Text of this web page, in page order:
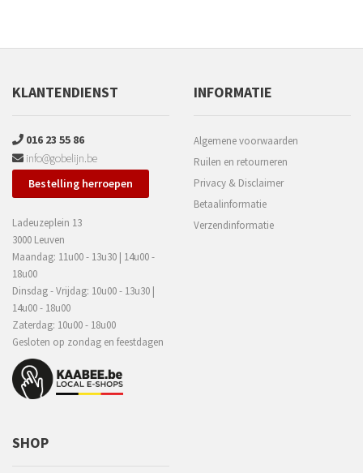
KLANTENDIENST
016 23 55 86
info@gobelijn.be
Bestelling herroepen
Ladeuzeplein 13
3000 Leuven
Maandag: 11u00 - 13u30 | 14u00 -
18u00
Dinsdag - Vrijdag: 10u00 - 13u30 |
14u00 - 18u00
Zaterdag: 10u00 - 18u00
Gesloten op zondag en feestdagen
INFORMATIE
Algemene voorwaarden
Ruilen en retourneren
Privacy & Disclaimer
Betaalinformatie
Verzendinformatie
SHOP